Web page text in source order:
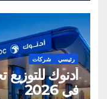
رئيسي شركات
أدنوك
في 2026